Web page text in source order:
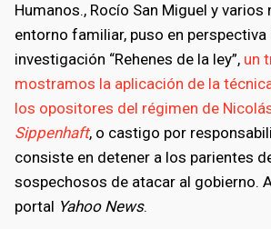
Humanos., Rocío San Miguel y
entorno familiar, puso en perspectiva
investigación “Rehenes de la ley”, un
mostramos la aplicación de la
los opositores del régimen de
Sippenhaft, o castigo por
consiste en detener a los parientes
sospechosos de atacar al gobierno.
portal Yahoo News.